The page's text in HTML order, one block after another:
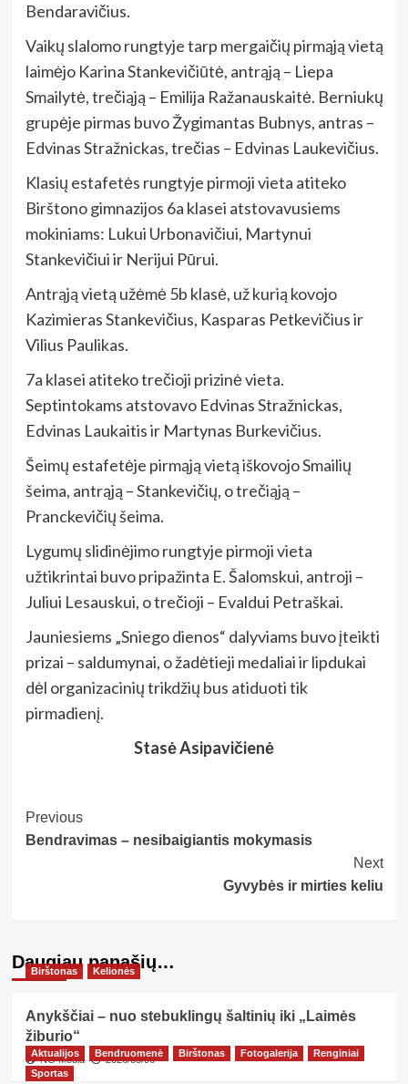
Bendaravičius.
Vaikų slalomo rungtyje tarp mergaičių pirmąją vietą
laimėjo Karina Stankevičiūtė, antrąją – Liepa
Smailytė, trečiąją – Emilija Ražanauskaitė. Berniukų
grupėje pirmas buvo Žygimantas Bubnys, antras –
Edvinas Stražnickas, trečias – Edvinas Laukevičius.
Klasių estafetės rungtyje pirmoji vieta atiteko
Birštono gimnazijos 6a klasei atstovavusiems
mokiniams: Lukui Urbonavičiui, Martynui
Stankevičiui ir Nerijui Pūrui.
Antrąją vietą užėmė 5b klasė, už kurią kovojo
Kazimieras Stankevičius, Kasparas Petkevičius ir
Vilius Paulikas.
7a klasei atiteko trečioji prizinė vieta.
Septintokams atstovavo Edvinas Stražnickas,
Edvinas Laukaitis ir Martynas Burkevičius.
Šeimų estafetėje pirmąją vietą iškovojo Smailių
šeima, antrąją – Stankevičių, o trečiąją –
Pranckevičių šeima.
Lygumų slidinėjimo rungtyje pirmoji vieta
užtikrintai buvo pripažinta E. Šalomskui, antroji –
Juliui Lesauskui, o trečioji – Evaldui Petraškai.
Jauniesiems „Sniego dienos“ dalyviams buvo įteikti
prizai – saldumynai, o žadėtieji medaliai ir lipdukai
dėl organizacinių trikdžių bus atiduoti tik
pirmadienį.
Stasė Asipavičienė
Post
Navigation
Previous
Bendravimas – nesibaigiantis mokymasis
Next
Gyvybės ir mirties keliu
Daugiau panašių…
Birštonas Kelionės
Anykščiai – nuo stebuklingų šaltinių iki „Laimės
žiburio“
NG Media 2026/08/06
Aktualijos Bendruomenė Birštonas Fotogalerija
Renginiai
Sportas